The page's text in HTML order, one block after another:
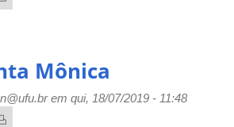
Mônica
em qui, 18/07/2019 - 11:48